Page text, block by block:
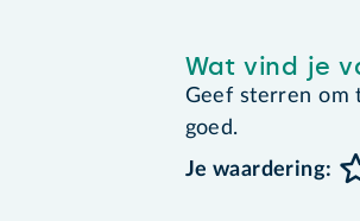
Wat vind je
Geef sterren om
goed.
Je waardering: